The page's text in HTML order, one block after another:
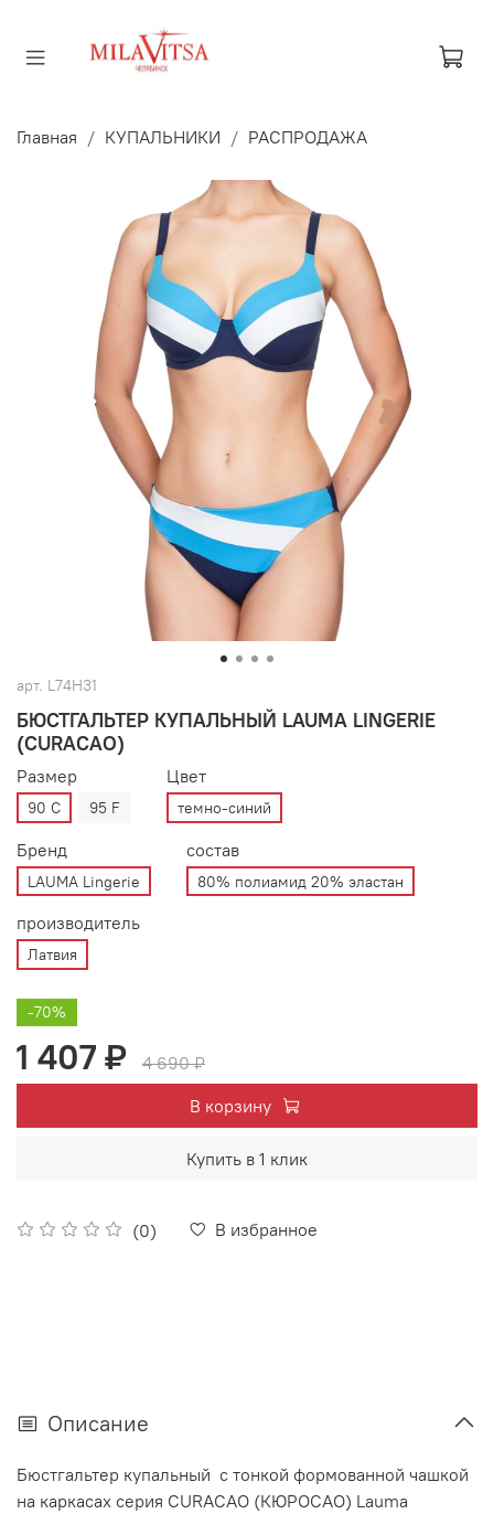
Главная КУПАЛЬНИКИ РАСПРОДАЖА
арт. L74H31
БЮСТГАЛЬТЕР КУПАЛЬНЫЙ LAUMA LINGERIE
(CURACAO)
(0) В избранное
Размер
90 C 95 F
Цвет
темно-синий
Бренд
LAUMA Lingerie
состав
80% полиамид 20% эластан
производитель
Латвия
-70%
1 407 ₽
4 690 ₽
В корзину
Купить в 1 клик
Описание
Бюстгальтер купальный с тонкой формованной чашкой
на каркасах серия CURACAO (КЮРОСАО) Lauma